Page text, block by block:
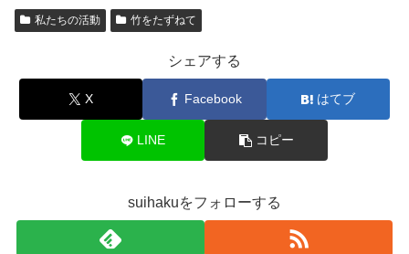
私たちの活動 竹をたずねて
シェアする
X Facebook はてブ
LINE コピー
suihakuをフォローする